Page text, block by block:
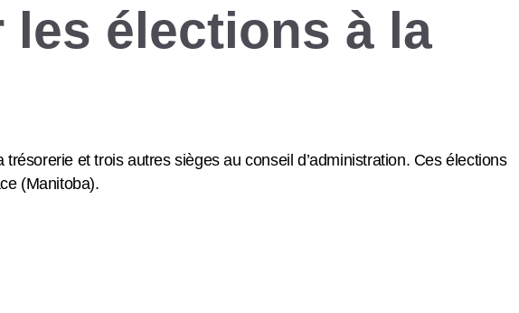
les élections à la
et trois autres sièges au conseil d’administration. Ces élections
(Manitoba).